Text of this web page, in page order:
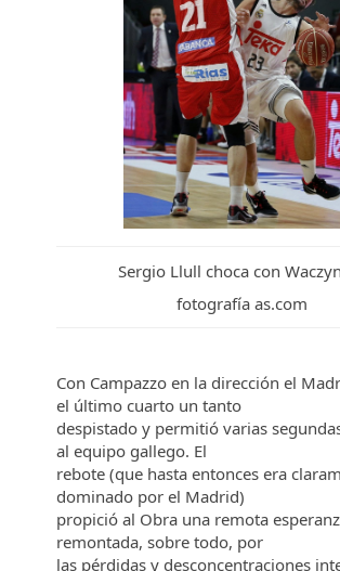
Sergio Llull choca con
fotografía as.com
Con Campazzo en la dirección el
el último cuarto un tanto
despistado y permitió varias
al equipo gallego. El
rebote (que hasta entonces era
dominado por el Madrid)
propició al Obra una remota
remontada, sobre todo, por
las pérdidas y desconcentraciones